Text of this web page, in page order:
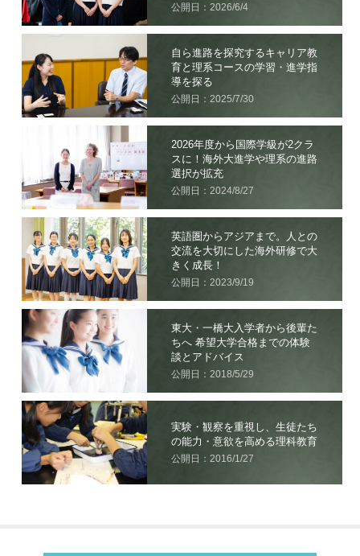
公開日：2026/6/4
自ら進路を探究するキャリア教
育と理系コースの学習・進学指
導を探る
公開日：2025/7/30
2026年度から国際学級が2クラ
スに！海外大進学や理系の進路
選択が拡充
公開日：2024/8/27
英語圏からアジアまで。人との
交流を大切にした海外研修で大
きく成長！
公開日：2023/9/19
東大・一橋大入学者から後輩た
ちへ 希望大学合格までの体験
談とアドバイス
公開日：2018/5/29
実験・観察を重視し、生徒たち
の能力・意欲を高める理科教育
公開日：2016/1/27